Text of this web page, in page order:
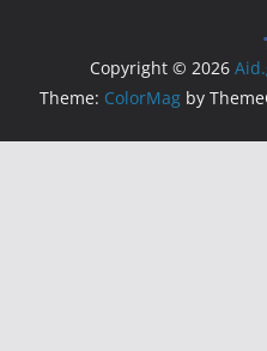
Copyright © 2026
Theme: ColorMag by